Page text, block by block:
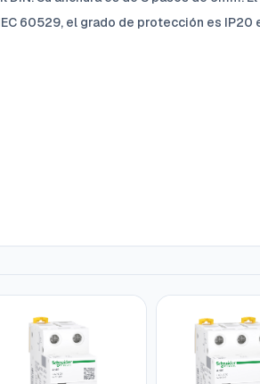
60529, el grado de protección es IP20